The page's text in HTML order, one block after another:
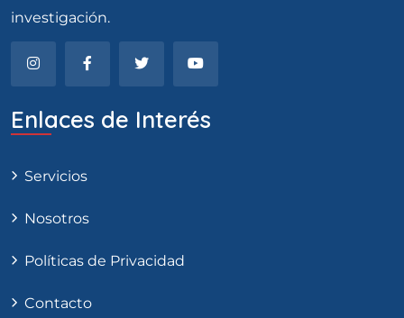
investigación.
Enlaces de Interés
Servicios
Nosotros
Políticas de Privacidad
Contacto